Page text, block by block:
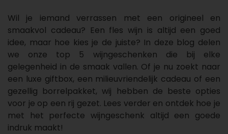
Wil je iemand verrassen met een origineel en
smaakvol cadeau? Een fles wijn is altijd een goed
idee, maar hoe kies je de juiste? In deze blog delen
we onze top 5 wijngeschenken die bij elke
gelegenheid in de smaak vallen. Of je nu zoekt naar
een luxe giftbox, een milieuvriendelijk cadeau of een
gezellig borrelpakket, wij hebben de beste opties
voor je op een rij gezet. Lees verder en ontdek hoe je
met het perfecte wijngeschenk altijd een goede
indruk maakt!